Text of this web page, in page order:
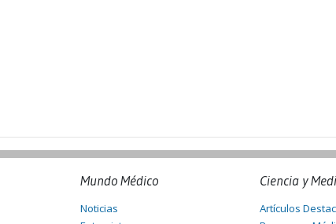
Mundo Médico
Noticias
Ciencia y
Artículos